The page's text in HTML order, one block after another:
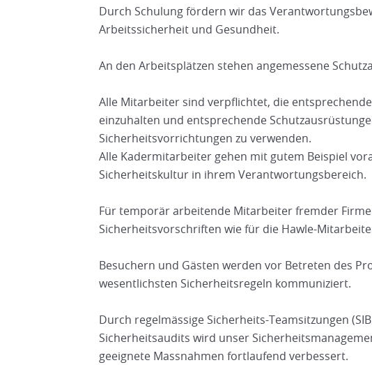
Durch Schulung fördern wir das
Arbeitssicherheit und Gesundheit.
An den Arbeitsplätzen stehen angemessene
Alle Mitarbeiter sind verpflichtet, die
einzuhalten und entsprechende
Sicherheitsvorrichtungen zu verwenden.
Alle Kadermitarbeiter gehen mit gutem Beispiel
Sicherheitskultur in ihrem Verantwortungsbereich.
Für temporär arbeitende Mitarbeiter fremder
Sicherheitsvorschriften wie für die Hawle-
Besuchern und Gästen werden vor Betreten des
wesentlichsten Sicherheitsregeln kommuniziert.
Durch regelmässige Sicherheits-Teamsitzungen
Sicherheitsaudits wird unser
geeignete Massnahmen fortlaufend verbessert.